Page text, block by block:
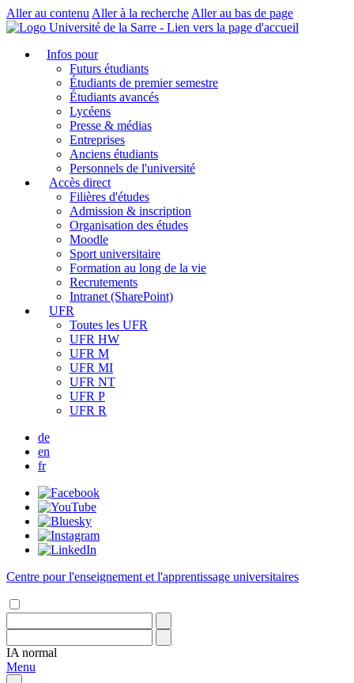
Aller au contenu Aller à la recherche Aller au bas de page
Infos pour
Futurs étudiants
Étudiants de premier semestre
Étudiants avancés
Lycéens
Presse & médias
Entreprises
Anciens étudiants
Personnels de l'université
Accès direct
Filières d'études
Admission & inscription
Organisation des études
Moodle
Sport universitaire
Formation au long de la vie
Recrutements
Intranet (SharePoint)
UFR
Toutes les UFR
UFR HW
UFR M
UFR MI
UFR NT
UFR P
UFR R
de
en
fr
Centre pour l'enseignement et l'apprentissage universitaires
IA normal
Menu